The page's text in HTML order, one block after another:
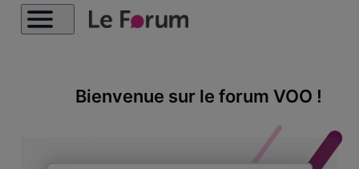
Bienvenue sur le forum VOO !